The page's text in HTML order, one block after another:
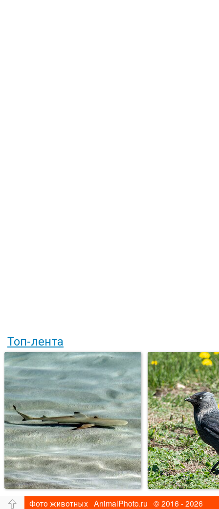
Топ-лента
Фото животных AnimalPhoto.ru © 2016 - 2026